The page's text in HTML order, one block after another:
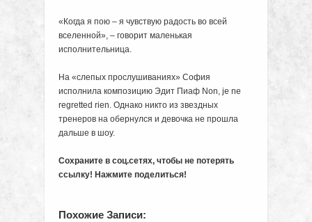
«Когда я пою – я чувствую радость во всей
вселенной», – говорит маленькая
исполнительница.
На «слепых прослушиваниях» София
исполнила композицию Эдит Пиаф Non, je ne
regretted rien. Однако никто из звездных
тренеров на обернулся и девочка не прошла
дальше в шоу.
Сохраните в соц.сетях, чтобы не потерять
ссылку! Нажмите поделиться!
Похожие Записи: